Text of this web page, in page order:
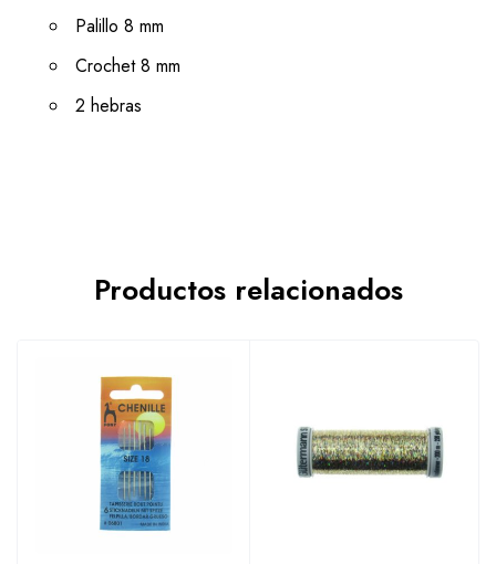
Palillo 8 mm
Crochet 8 mm
2 hebras
Productos relacionados